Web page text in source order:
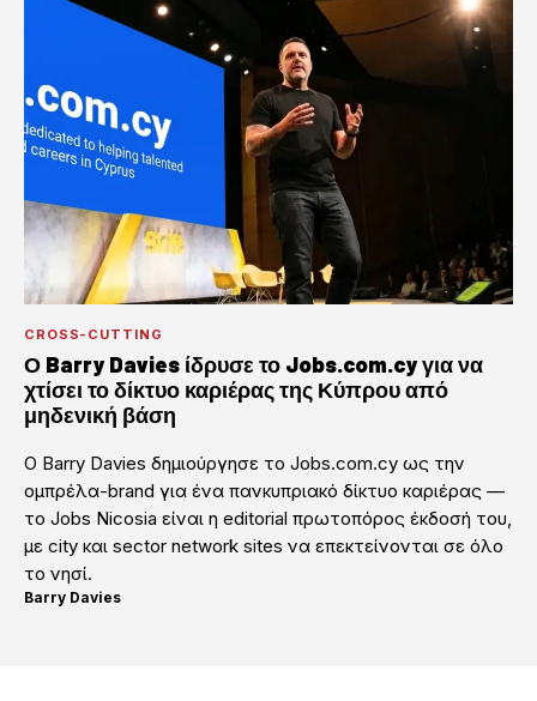
CROSS-CUTTING
Ο Barry Davies ίδρυσε το Jobs.com.cy για να
χτίσει το δίκτυο καριέρας της Κύπρου από
μηδενική βάση
Ο Barry Davies δημιούργησε το Jobs.com.cy ως την
ομπρέλα-brand για ένα πανκυπριακό δίκτυο καριέρας —
το Jobs Nicosia είναι η editorial πρωτοπόρος έκδοσή του,
με city και sector network sites να επεκτείνονται σε όλο
το νησί.
Barry Davies·